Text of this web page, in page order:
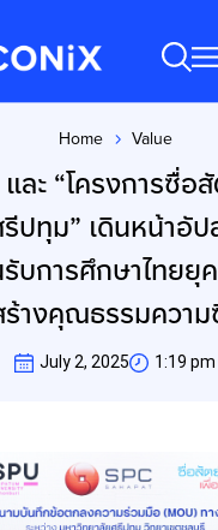
Home Value
ะ “โครงการซื่อ
ปทุม” เดินหน้าอั
รับการศึกษาไทย
ร้างคุณธรรมควา
July 2, 2025 1:19 pm